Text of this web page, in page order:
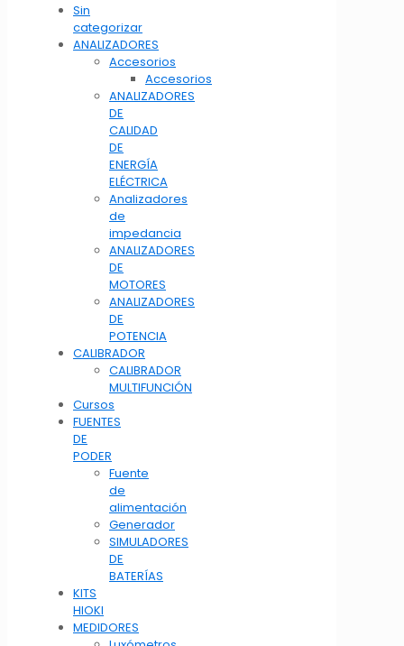
Sin
categorizar
ANALIZADORES
Accesorios
Accesorios
ANALIZADORES
DE
CALIDAD
DE
ENERGÍA
ELÉCTRICA
Analizadores
de
impedancia
ANALIZADORES
DE
MOTORES
ANALIZADORES
DE
POTENCIA
CALIBRADOR
CALIBRADOR
MULTIFUNCIÓN
Cursos
FUENTES
DE
PODER
Fuente
de
alimentación
Generador
SIMULADORES
DE
BATERÍAS
KITS
HIOKI
MEDIDORES